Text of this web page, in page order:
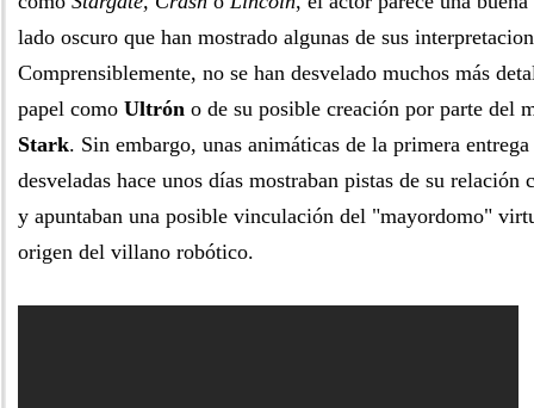
lado oscuro que han mostrado algunas de sus
Comprensiblemente, no se han desvelado muchos más
papel como Ultrón o de su posible creación por parte del
Stark. Sin embargo, unas animáticas de la primera
desveladas hace unos días mostraban pistas de su
y apuntaban una posible vinculación del "mayordomo"
origen del villano robótico.